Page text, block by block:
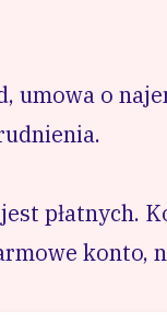
umowa o
płatnych.
konto,